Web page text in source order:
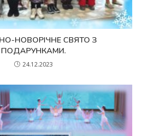
НОВОРІЧНЕ СВЯТО З
ПОДАРУНКАМИ.
24.12.2023